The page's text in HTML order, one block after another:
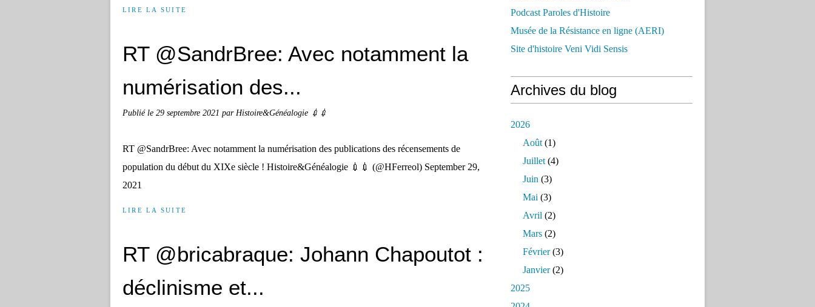
LIRE LA SUITE
RT @SandrBree: Avec notamment la
numérisation des...
Publié le 29 septembre 2021 par Histoire&Généalogie 💉💉
RT @SandrBree: Avec notamment la numérisation des publications des récensements de
population du début du XIXe siècle ! Histoire&Généalogie 💉💉 (@HFerreol) September 29,
2021
LIRE LA SUITE
RT @bricabraque: Johann Chapoutot :
déclinisme et...
Podcast Paroles d'Histoire
Musée de la Résistance en ligne (AERI)
Site d'histoire Veni Vidi Sensis
Archives du blog
2026
Août (1)
Juillet (4)
Juin (3)
Mai (3)
Avril (2)
Mars (2)
Février(3)
Janvier(2)
2025